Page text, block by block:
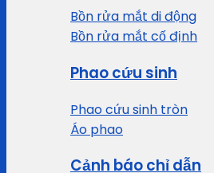
Bồn rửa mắt di động
Bồn rửa mắt cố định
Phao cứu sinh
Phao cứu sinh tròn
Áo phao
Cảnh báo chỉ dẫn